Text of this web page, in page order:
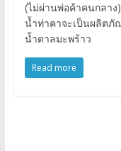
(ไม่ผ่านพ่อค้าคนกลา
น้ำท่าคาจะเป็นผลิตภั
น้ำตาลมะพร้าว
Read more